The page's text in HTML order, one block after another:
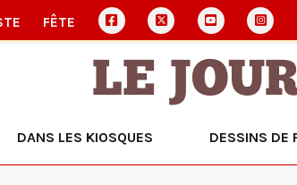
FÊTE
LE
DANS LES KIOSQUES DESSINS DE